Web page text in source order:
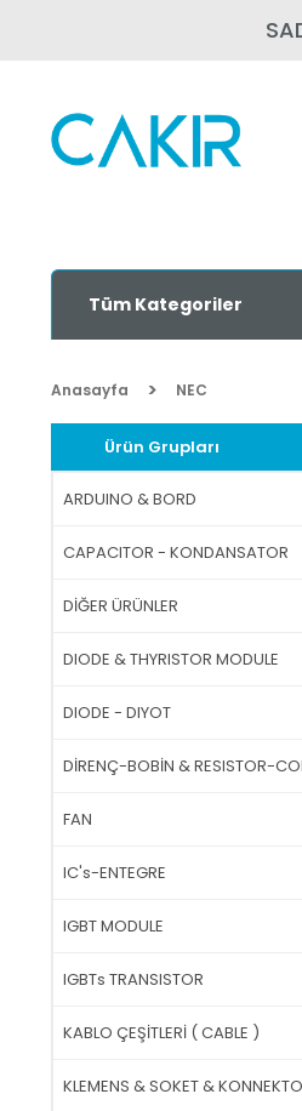
Tüm Kategoriler
Anasayfa NEC
Ürün Grupları
ARDUINO & BORD
CAPACITOR - KONDANSATOR
DİĞER ÜRÜNLER
DIODE & THYRISTOR MODULE
DIODE - DIYOT
DİRENÇ-BOBİN & RESISTOR-
FAN
IC's-ENTEGRE
IGBT MODULE
IGBTs TRANSISTOR
KABLO ÇEŞİTLERİ ( CABLE )
KLEMENS & SOKET &